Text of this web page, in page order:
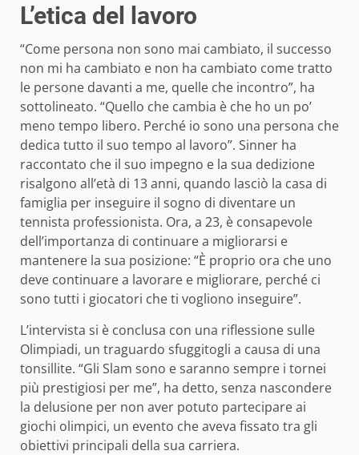
L’etica del lavoro
“Come persona non sono mai cambiato, il successo
non mi ha cambiato e non ha cambiato come tratto
le persone davanti a me, quelle che incontro”, ha
sottolineato. “Quello che cambia è che ho un po’
meno tempo libero. Perché io sono una persona che
dedica tutto il suo tempo al lavoro”. Sinner ha
raccontato che il suo impegno e la sua dedizione
risalgono all’età di 13 anni, quando lasciò la casa di
famiglia per inseguire il sogno di diventare un
tennista professionista. Ora, a 23, è consapevole
dell’importanza di continuare a migliorarsi e
mantenere la sua posizione: “È proprio ora che uno
deve continuare a lavorare e migliorare, perché ci
sono tutti i giocatori che ti vogliono inseguire”.
L’intervista si è conclusa con una riflessione sulle
Olimpiadi, un traguardo sfuggitogli a causa di una
tonsillite. “Gli Slam sono e saranno sempre i tornei
più prestigiosi per me”, ha detto, senza nascondere
la delusione per non aver potuto partecipare ai
giochi olimpici, un evento che aveva fissato tra gli
obiettivi principali della sua carriera.